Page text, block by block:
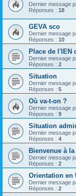
Dernier message
Réponses : 18
GEVA sco
Dernier message
Réponses : 10
Place de l'IEN
Dernier message
Réponses : 2
Situation
Dernier message
Réponses : 5
Où va-t-on ?
Dernier message
Réponses : 9
Situation
Dernier message
Réponses : 4
Bienvenue à la
Dernier message
Réponses : 2
Orientation en
Dernier message
Réponses : 2